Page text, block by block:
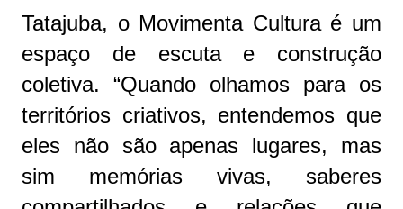
Tatajuba, o Movimenta Cultura é um
espaço de escuta e construção
coletiva. “Quando olhamos para os
territórios criativos, entendemos que
eles não são apenas lugares, mas
sim memórias vivas, saberes